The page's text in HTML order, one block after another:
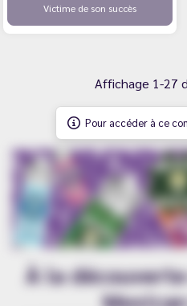
Victime de son succès
Affichage 1-27
Pour accéder à ce
À la